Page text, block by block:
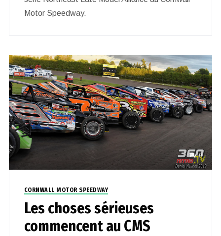
Motor Speedway.
0
CORNWALL MOTOR SPEEDWAY
Les choses sérieuses
commencent au CMS